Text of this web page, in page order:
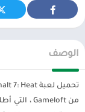
الوصف